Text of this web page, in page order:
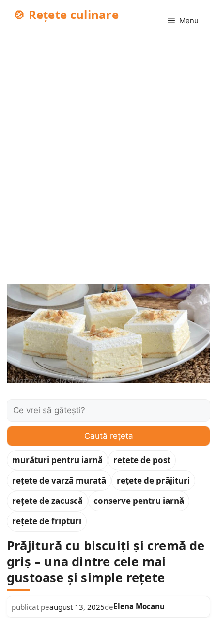
conținut
🍲 Rețete culinare Menu
Caută:
Caută rețeta
murături pentru iarnă
rețete de post
rețete de varză murată
rețete de prăjituri
rețete de zacuscă
conserve pentru iarnă
rețete de fripturi
Prăjitură cu biscuiți și cremă de
griș – una dintre cele mai
gustoase și simple rețete
publicat peaugust 13, 2025deElena Mocanu